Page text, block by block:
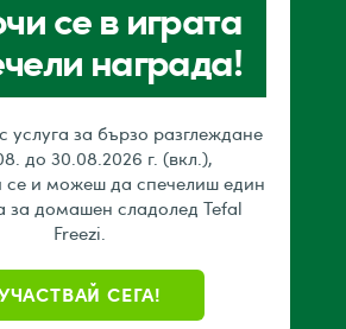
се в играта
награда!
услуга за бързо разглеждане
до 30.08.2026 г. (вкл.),
се и можеш да спечелиш един
за домашен сладолед Tefal
Freezi.
СЕГА!